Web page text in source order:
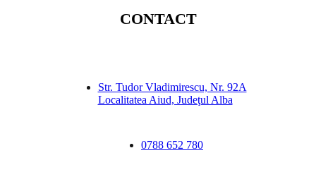
CONTACT
Str. Tudor Vladimirescu, Nr. 92A
Localitatea Aiud, Judeţul Alba
0788 652 780